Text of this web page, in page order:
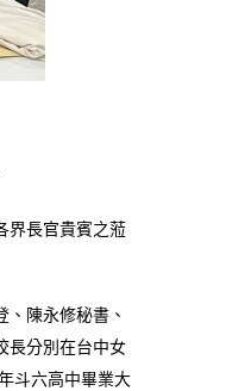
界長官貴賓之蒞
陳永修秘書、
長分別在台中女
斗六高中畢業大